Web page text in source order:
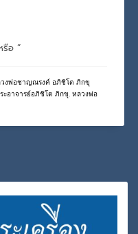
อ “
งพ่อชาญณรงค์ อภิชิโต ภิกขุ
ะอาจารย์อภิชิโต ภิกขุ , หลวงพ่อ